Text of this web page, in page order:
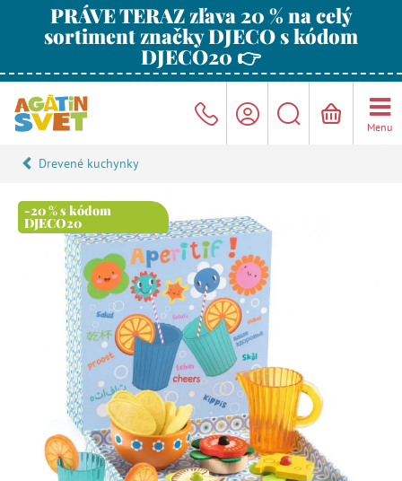
PRÁVE TERAZ zľava 20 % na celý
sortiment značky DJECO s kódom
DJECO20 👉
Menu
Drevené kuchynky
-20 % s kódom
DJECO20